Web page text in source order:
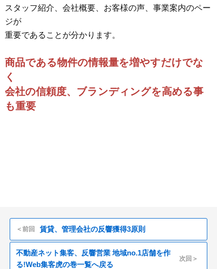
スタッフ紹介、会社概要、お客様の声、事業案内のペー
ジが
重要であることが分かります。
商品である物件の情報量を増やすだけでな
く
会社の信頼度、ブランディングを高める事
も重要
＜前回 賃貸、管理会社の反響獲得3原則
不動産ネット集客、反響営業 地域no.1店舗を作
る!Web集客虎の巻一覧へ戻る
次回＞